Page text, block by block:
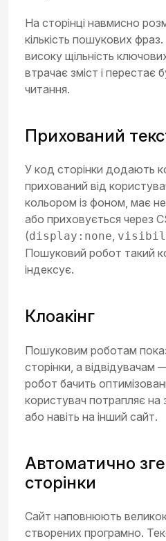
На сторінці навмисно
кількість пошукових
високу щільність
втрачає зміст і перестає
читання.
Прихований
У код сторінки додають
прихований від
кольором із фоном, має
або приховується через
(display:none,
Пошуковий робот такий
індексує.
Клоакінг
Пошуковим роботам
сторінки, а відвідувачам
робот бачить
користувач потрапляє на
або навіть на інший сайт.
Автоматично
сторінки
Сайт наповнюють великою
створених програмно.